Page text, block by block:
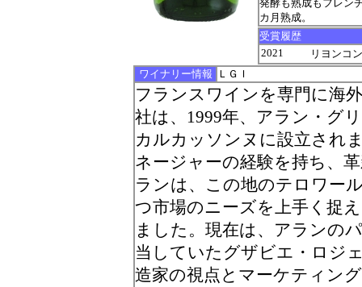
発酵も熟成もフレン
カ月熟成。
受賞履歴
2021
リヨンコ
ワイナリー情報
ＬＧＩ
フランスワインを専門に海
社は、1999年、アラン・グ
カルカッソンヌに設立され
ネージャーの経験を持ち、
ランは、この地のテロワー
つ市場のニーズを上手く捉
ました。現在は、アランの
当していたグザビエ・ロジ
造家の視点とマーケティン